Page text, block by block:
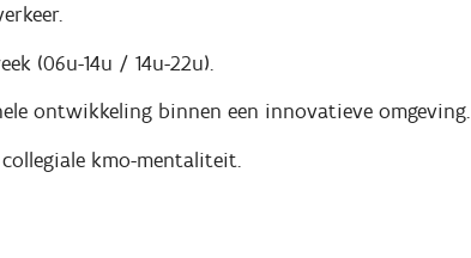
(06u-14u / 14u-22u).
ontwikkeling binnen een innovatieve omgeving.
kmo-mentaliteit.